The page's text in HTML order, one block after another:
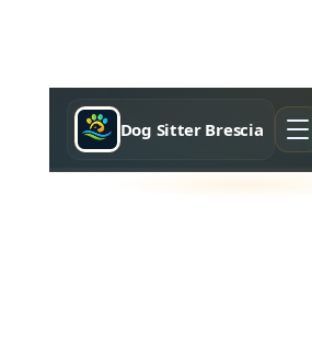
Dog Sitter Brescia